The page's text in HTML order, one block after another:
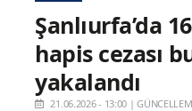
Şanlıurfa’da
hapis cezası
yakalandı
21.06.2026 - 13:00 |